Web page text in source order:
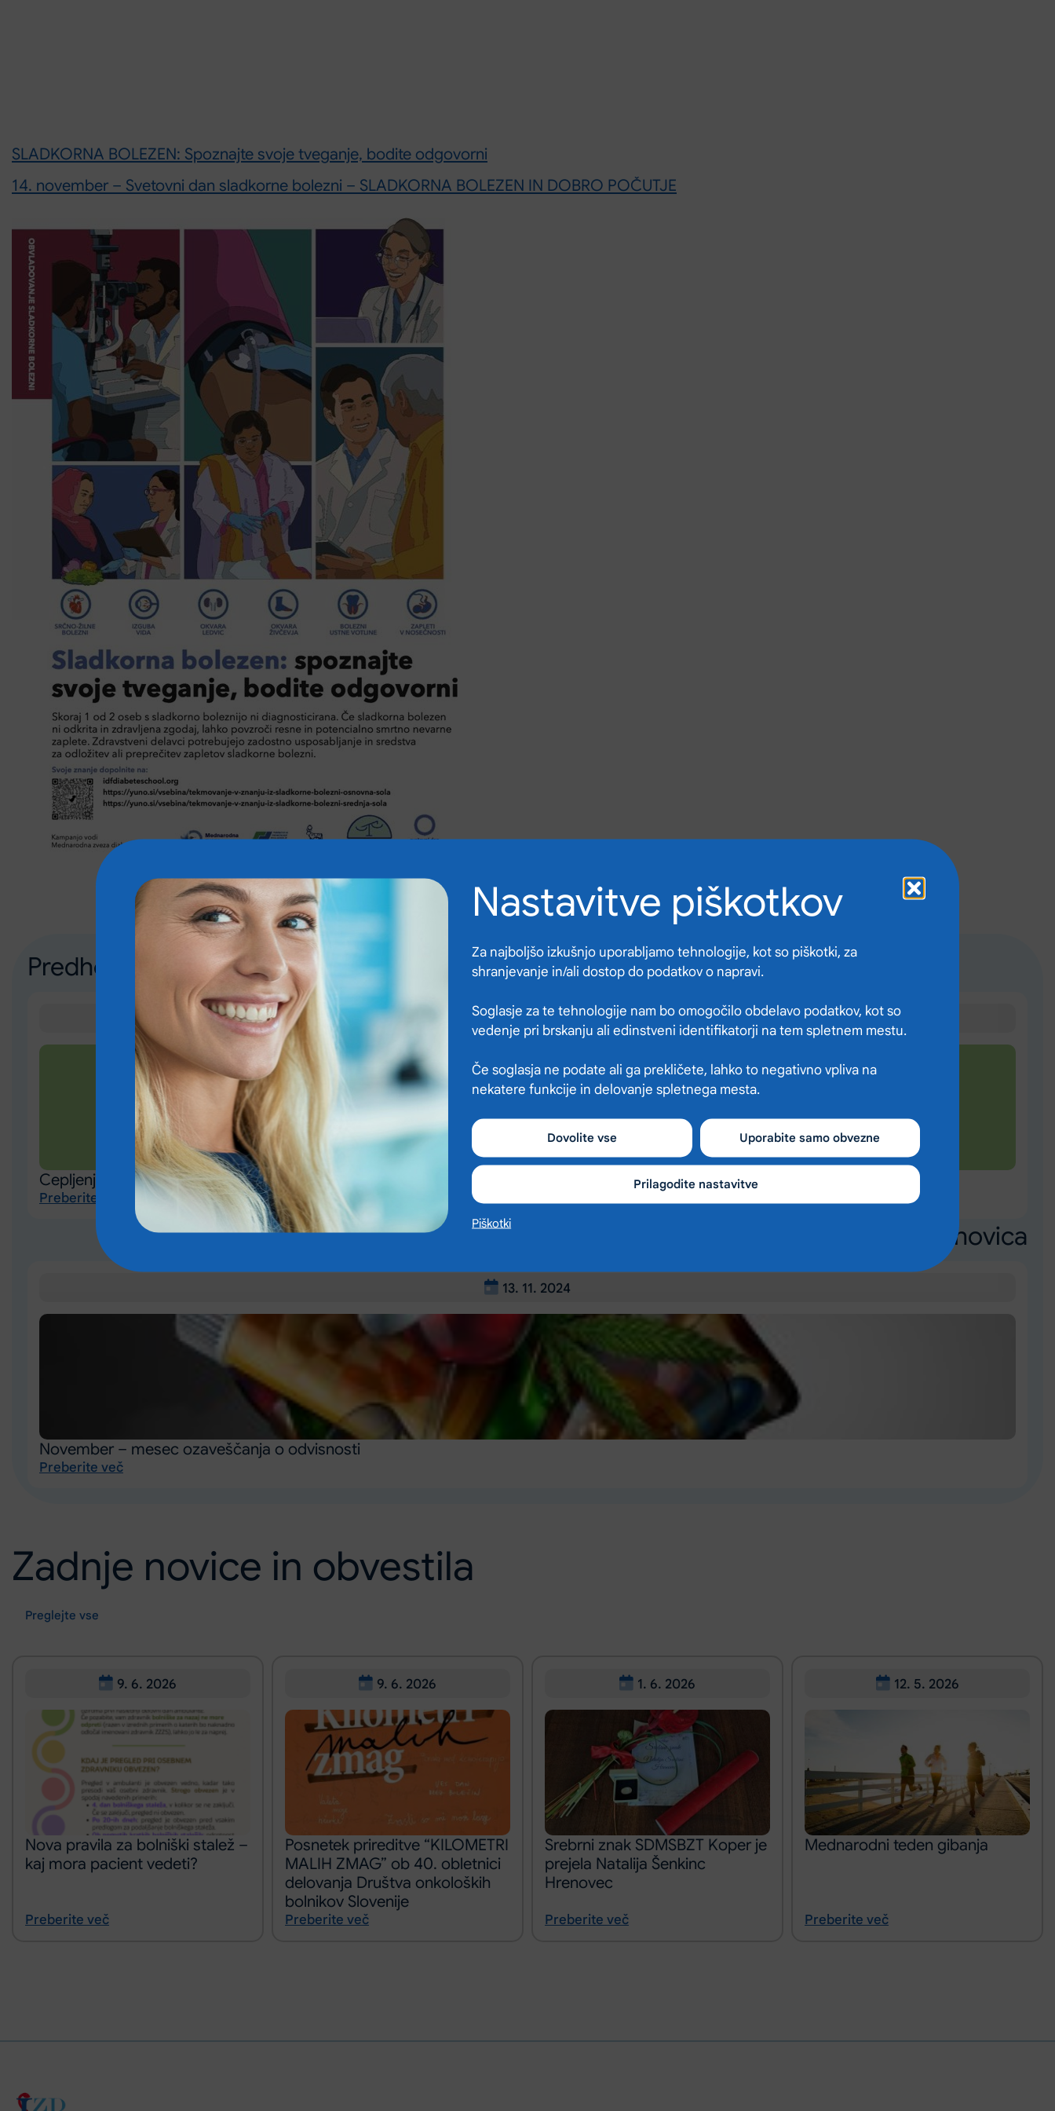
Nastavitve piškotkov
Za najboljšo izkušnjo uporabljamo tehnologije, kot so piškotki, za
shranjevanje in/ali dostop do podatkov o napravi.
Soglasje za te tehnologije nam bo omogočilo obdelavo podatkov, kot so
vedenje pri brskanju ali edinstveni identifikatorji na tem spletnem mestu.
Če soglasja ne podate ali ga prekličete, lahko to negativno vpliva na
nekatere funkcije in delovanje spletnega mesta.
Dovolite vse Uporabite samo obvezne
Prilagodite nastavitve
Piškotki
SLADKORNA BOLEZEN: Spoznajte svoje tveganje, bodite odgovorni
14. november – Svetovni dan sladkorne bolezni – SLADKORNA BOLEZEN IN DOBRO POČUTJE
Predhodna novica
11. 11. 2024
Cepljenje za starejše odrasle
Preberite več
Naslednja novica
13. 11. 2024
November – mesec ozaveščanja o odvisnosti
Preberite več
Zadnje novice in obvestila
Preglejte vse
9. 6. 2026
Nova pravila za bolniški stalež –
kaj mora pacient vedeti?
Preberite več
9. 6. 2026
Posnetek prireditve “KILOMETRI
MALIH ZMAG” ob 40. obletnici
delovanja Društva onkoloških
bolnikov Slovenije
Preberite več
1. 6. 2026
Srebrni znak SDMSBZT Koper je
prejela Natalija Šenkinc
Hrenovec
Preberite več
12. 5. 2026
Mednarodni teden gibanja
Preberite več